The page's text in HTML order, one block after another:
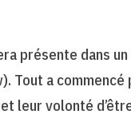
présente dans
Tout a
leur volonté